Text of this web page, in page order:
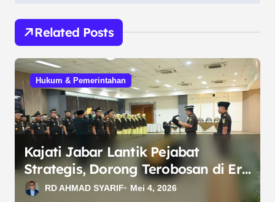
a
s
i
p
o
s
Related Posts
Hukum & Pemerintahan
Kajati Jabar Lantik Pejabat
Strategis, Dorong Terobosan di Era
DigitalRD AHMAD SYARIF Mei 4, 2026